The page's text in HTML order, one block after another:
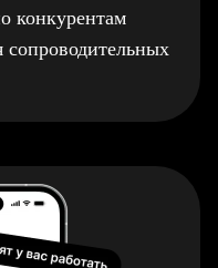
конкурентам
сопроводительных